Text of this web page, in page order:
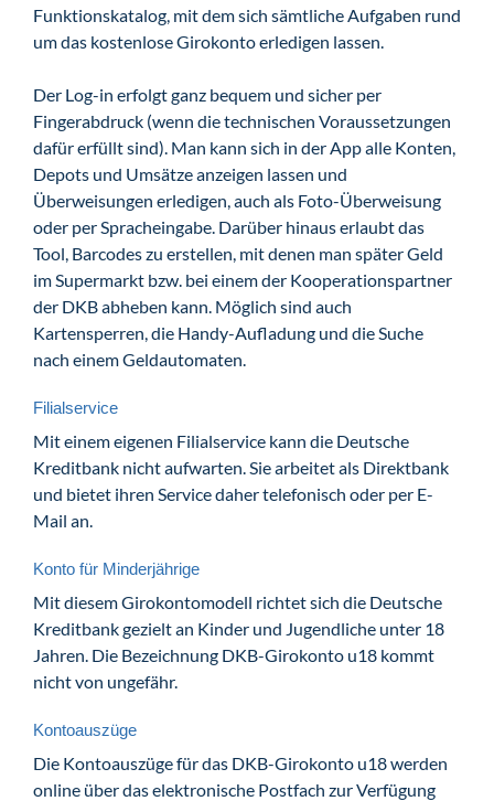
Funktionskatalog, mit dem sich sämtliche Aufgaben rund
um das kostenlose Girokonto erledigen lassen.
Der Log-in erfolgt ganz bequem und sicher per
Fingerabdruck (wenn die technischen Voraussetzungen
dafür erfüllt sind). Man kann sich in der App alle Konten,
Depots und Umsätze anzeigen lassen und
Überweisungen erledigen, auch als Foto-Überweisung
oder per Spracheingabe. Darüber hinaus erlaubt das
Tool, Barcodes zu erstellen, mit denen man später Geld
im Supermarkt bzw. bei einem der Kooperationspartner
der DKB abheben kann. Möglich sind auch
Kartensperren, die Handy-Aufladung und die Suche
nach einem Geldautomaten.
Filialservice
Mit einem eigenen Filialservice kann die Deutsche
Kreditbank nicht aufwarten. Sie arbeitet als Direktbank
und bietet ihren Service daher telefonisch oder per E-
Mail an.
Konto für Minderjährige
Mit diesem Girokontomodell richtet sich die Deutsche
Kreditbank gezielt an Kinder und Jugendliche unter 18
Jahren. Die Bezeichnung DKB-Girokonto u18 kommt
nicht von ungefähr.
Kontoauszüge
Die Kontoauszüge für das DKB-Girokonto u18 werden
online über das elektronische Postfach zur Verfügung